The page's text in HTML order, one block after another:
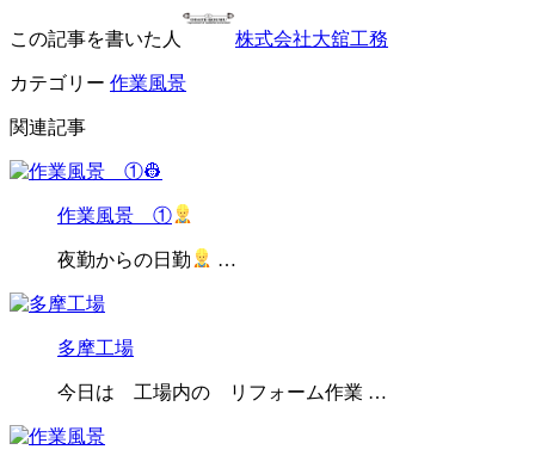
この記事を書いた人 株式会社大舘工務
カテゴリー 作業風景
関連記事
作業風景 ①
夜勤からの日勤 …
多摩工場
今日は 工場内の リフォーム作業 …